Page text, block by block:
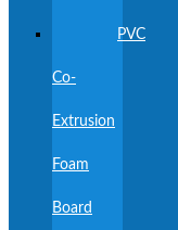
PVC
Co-
Extrusion
Foam
Board